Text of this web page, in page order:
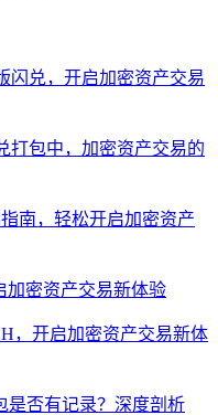
闪兑，开启加密资产交易
打包中，加密资产交易的
南，轻松开启加密资产
加密资产交易新体验
，开启加密资产交易新体
是否有记录？深度剖析